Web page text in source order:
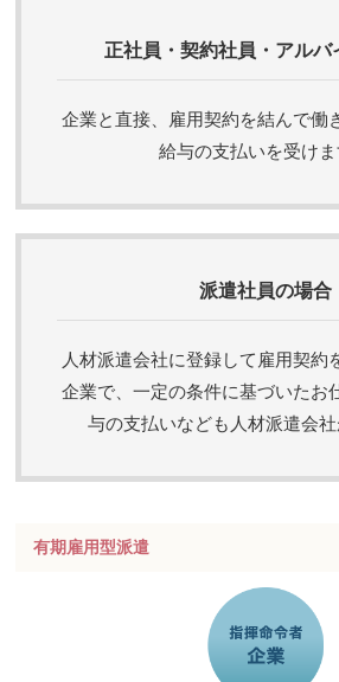
正社員・契約社員・アルバ
企業と直接、雇用契約を結んで働
給与の支払いを受けま
派遣社員の場合
人材派遣会社に登録して雇用契約
企業で、一定の条件に基づいたお
与の支払いなども人材派遣会社
有期雇用型派遣